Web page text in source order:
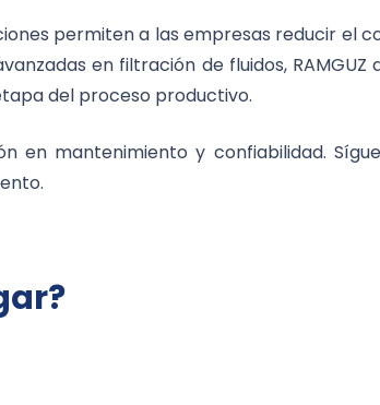
permiten a las empresas reducir el
en filtración de fluidos, RAMGUZ
del proceso productivo.
mantenimiento y confiabilidad.